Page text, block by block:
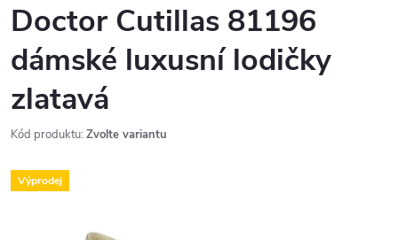
Doctor Cutillas 81196
dámské luxusní lodičky
zlatavá
Kód produktu: Zvolte variantu
Výprodej